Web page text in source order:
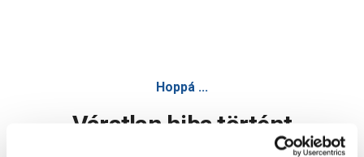
Hoppá ...
Váratlan hiba történt